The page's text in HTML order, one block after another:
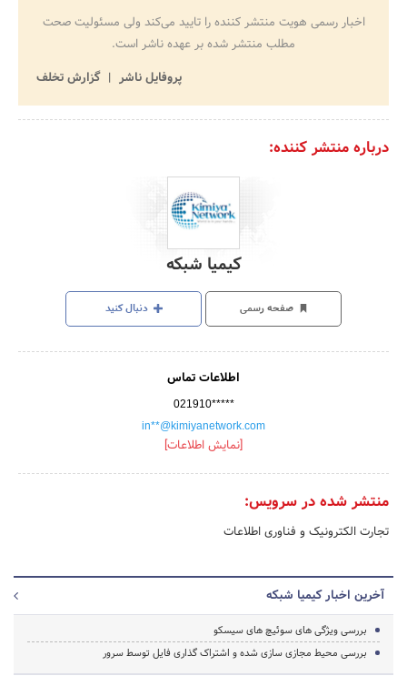
اخبار رسمی هویت منتشر کننده را تایید می‌کند ولی مسئولیت صحت
مطلب منتشر شده بر عهده ناشر است.
پروفایل ناشر
گزارش تخلف
درباره منتشر کننده:
کیمیا شبکه
صفحه رسمی دنبال کنید
اطلاعات تماس
021910*****
in**@kimiyanetwork.com
[نمایش اطلاعات]
منتشر شده در سرویس:
تجارت الکترونیک و فناوری اطلاعات
آخرین اخبار کیمیا شبکه
بررسی ویژگی های سوئیچ های سیسکو
بررسی محیط مجازی سازی شده و اشتراک گذاری فایل توسط سرور